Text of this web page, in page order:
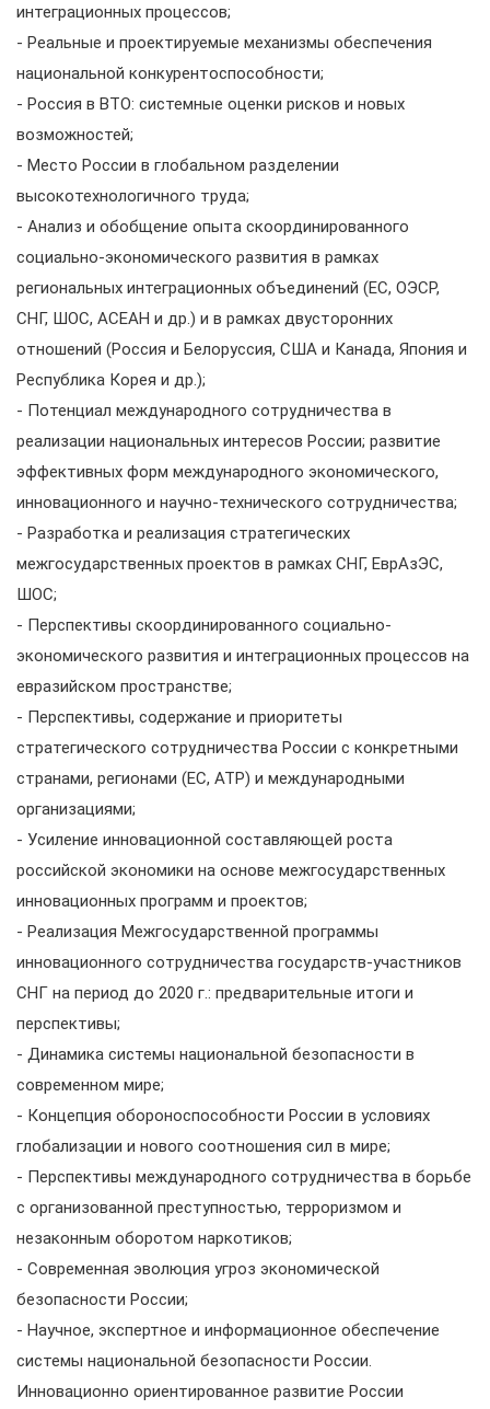
интеграционных процессов;
- Реальные и проектируемые механизмы обеспечения
национальной конкурентоспособности;
- Россия в ВТО: системные оценки рисков и новых
возможностей;
- Место России в глобальном разделении
высокотехнологичного труда;
- Анализ и обобщение опыта скоординированного
социально-экономического развития в рамках
региональных интеграционных объединений (ЕС, ОЭСР,
СНГ, ШОС, АСЕАН и др.) и в рамках двусторонних
отношений (Россия и Белоруссия, США и Канада, Япония и
Республика Корея и др.);
- Потенциал международного сотрудничества в
реализации национальных интересов России; развитие
эффективных форм международного экономического,
инновационного и научно-технического сотрудничества;
- Разработка и реализация стратегических
межгосударственных проектов в рамках СНГ, ЕврАзЭС,
ШОС;
- Перспективы скоординированного социально-
экономического развития и интеграционных процессов на
евразийском пространстве;
- Перспективы, содержание и приоритеты
стратегического сотрудничества России с конкретными
странами, регионами (ЕС, АТР) и международными
организациями;
- Усиление инновационной составляющей роста
российской экономики на основе межгосударственных
инновационных программ и проектов;
- Реализация Межгосударственной программы
инновационного сотрудничества государств-участников
СНГ на период до 2020 г.: предварительные итоги и
перспективы;
- Динамика системы национальной безопасности в
современном мире;
- Концепция обороноспособности России в условиях
глобализации и нового соотношения сил в мире;
- Перспективы международного сотрудничества в борьбе
с организованной преступностью, терроризмом и
незаконным оборотом наркотиков;
- Современная эволюция угроз экономической
безопасности России;
- Научное, экспертное и информационное обеспечение
системы национальной безопасности России.
Инновационно ориентированное развитие России